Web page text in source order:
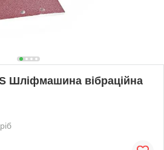
Шліфмашина вібраційна